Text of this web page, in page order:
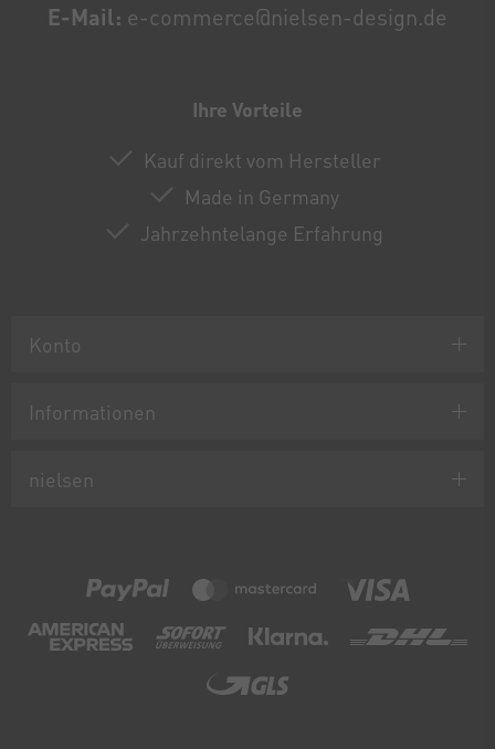
E-Mail: e-commerce@nielsen-design.de
Ihre Vorteile
Kauf direkt vom Hersteller
Made in Germany
Jahrzehntelange Erfahrung
Konto
Informationen
nielsen